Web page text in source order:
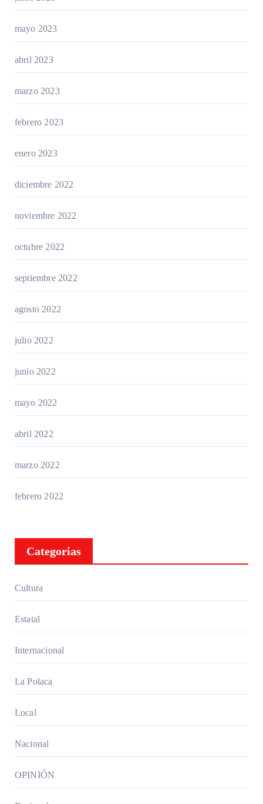
mayo 2023
abril 2023
marzo 2023
febrero 2023
enero 2023
diciembre 2022
noviembre 2022
octubre 2022
septiembre 2022
agosto 2022
julio 2022
junio 2022
mayo 2022
abril 2022
marzo 2022
febrero 2022
Categorias
Cultura
Estatal
Internacional
La Polaca
Local
Nacional
OPINIÓN